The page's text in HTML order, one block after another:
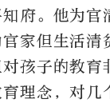
府。他为官
家但生活清
孩子的教育
理念，对几